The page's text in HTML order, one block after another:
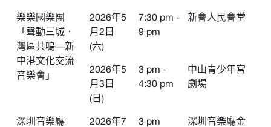
樂樂國樂團
「聲動三城．
灣區共鳴—新
中港文化交流
音樂會」
2026年5
月2日
(六)
7:30 pm -
9 pm
新會人民會堂
2026年5
月3日
(日)
3 pm -
4:30 pm
中山青少年宮
劇場
深圳音樂廳
2026年7
3 pm
深圳音樂廳金